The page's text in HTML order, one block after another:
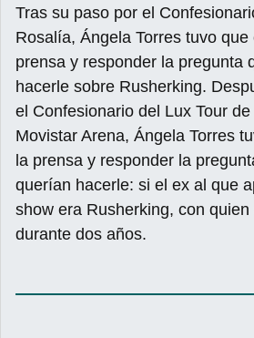
Tras su paso por el
Rosalía, Ángela Torres tuvo que
prensa y responder la pregunta
hacerle sobre Rusherking.
el Confesionario del Lux Tour
Movistar Arena, Ángela Torres
la prensa y responder la
querían hacerle: si el ex al que
show era Rusherking, con
durante dos años.